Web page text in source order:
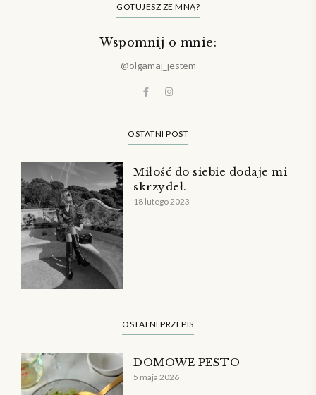
GOTUJESZ ZE MNĄ?
Wspomnij o mnie:
@olgamaj_jestem
OSTATNI POST
Miłość do siebie dodaje mi
skrzydeł.
18 lutego 2023
OSTATNI PRZEPIS
DOMOWE PESTO
5 maja 2026